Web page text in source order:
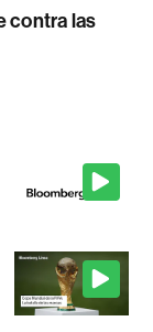
contra las